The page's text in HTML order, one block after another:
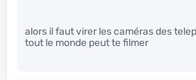
alors il faut virer les caméras des
tout le monde peut te filmer